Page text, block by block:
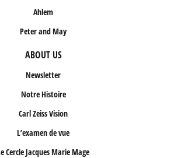
Ahlem
Peter and May
ABOUT US
Newsletter
Notre Histoire
Carl Zeiss Vision
L’examen de vue
Cercle Jacques Marie Mage